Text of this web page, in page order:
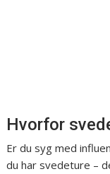
Hvorfor
Er du syg med
du har svedeture –